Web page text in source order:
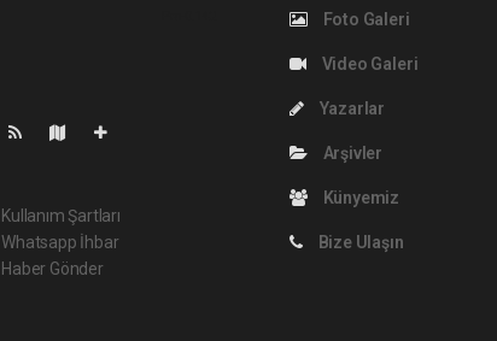
Kullanım Şartları
Whatsapp İhbar
Haber Gönder
Foto Galeri
Video Galeri
Yazarlar
Arşivler
Künyemiz
Bize Ulaşın